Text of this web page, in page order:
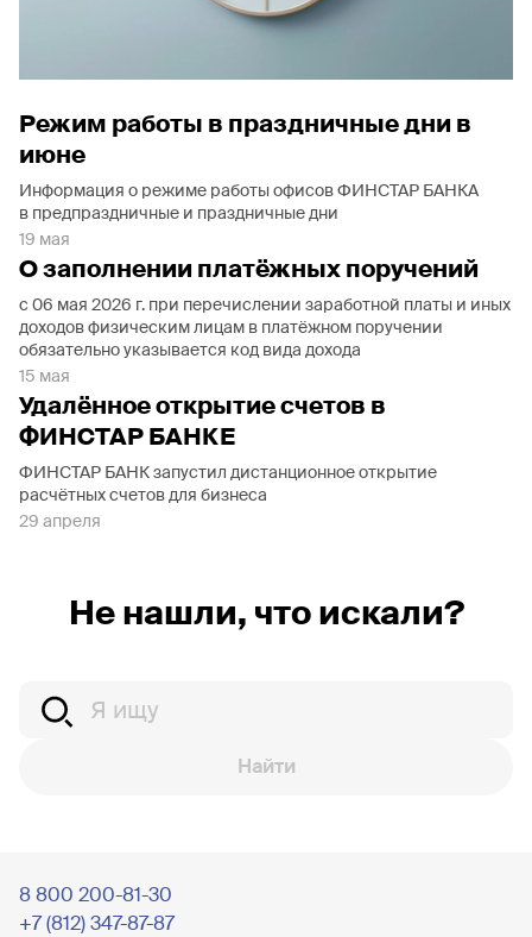
Режим работы в праздничные дни в
июне
Информация о режиме работы офисов ФИНСТАР БАНКА
в предпраздничные и праздничные дни
19 мая
О заполнении платёжных поручений
с 06 мая 2026 г. при перечислении заработной платы и иных
доходов физическим лицам в платёжном поручении
обязательно указывается код вида дохода
15 мая
Удалённое открытие счетов в
ФИНСТАР БАНКЕ
ФИНСТАР БАНК запустил дистанционное открытие
расчётных счетов для бизнеса
29 апреля
Не нашли, что искали?
Найти
8 800 200-81-30
+7 (812) 347-87-87